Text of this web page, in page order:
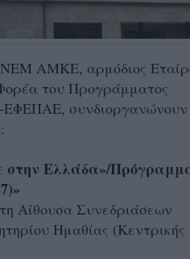
ΑΜΚΕ, αρμόδιος
του Προγράμματος
ΕΦΕΠΑΕ, συνδιοργανώνουν
στην Ελλάδα»/
Αίθουσα Συνεδριάσεων
Ημαθίας (Κεντρικής